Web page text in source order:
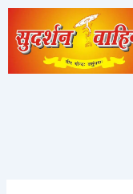
Skip
content